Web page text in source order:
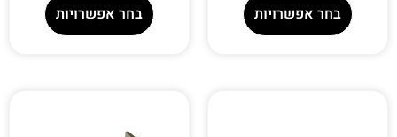
בחר אפשרויות בחר אפשרויות